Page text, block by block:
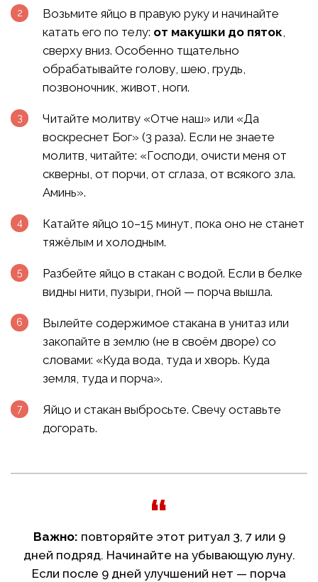
Возьмите яйцо в правую руку и начинайте
катать его по телу: от макушки до пяток,
сверху вниз. Особенно тщательно
обрабатывайте голову, шею, грудь,
позвоночник, живот, ноги.
Читайте молитву «Отче наш» или «Да
воскреснет Бог» (3 раза). Если не знаете
молитв, читайте: «Господи, очисти меня от
скверны, от порчи, от сглаза, от всякого зла.
Аминь».
Катайте яйцо 10–15 минут, пока оно не станет
тяжёлым и холодным.
Разбейте яйцо в стакан с водой. Если в белке
видны нити, пузыри, гной — порча вышла.
Вылейте содержимое стакана в унитаз или
закопайте в землю (не в своём дворе) со
словами: «Куда вода, туда и хворь. Куда
земля, туда и порча».
Яйцо и стакан выбросьте. Свечу оставьте
догорать.
Важно: повторяйте этот ритуал 3, 7 или 9
дней подряд. Начинайте на убывающую луну.
Если после 9 дней улучшений нет — порча